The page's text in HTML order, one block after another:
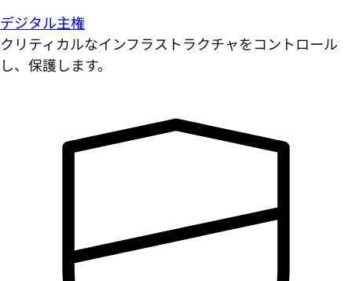
デジタル主権
クリティカルなインフラストラクチャをコントロール
し、保護します。